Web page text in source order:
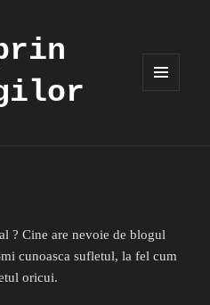
? Cine are nevoie de blogul
cunoasca sufletul, la fel cum
oricui.